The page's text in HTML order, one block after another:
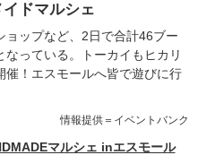
イドマルシェ
ップなど、2日で合計46ブー
っている。トーカイもヒカリ
！エスモールへ皆で遊びに行
情報提供＝イベントバンク
マルシェ inエスモール